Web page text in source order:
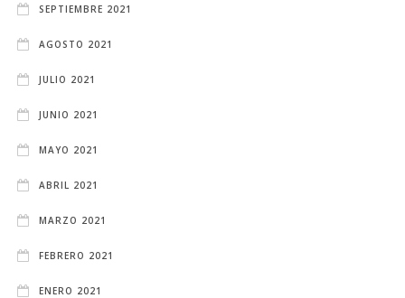
SEPTIEMBRE 2021
AGOSTO 2021
JULIO 2021
JUNIO 2021
MAYO 2021
ABRIL 2021
MARZO 2021
FEBRERO 2021
ENERO 2021